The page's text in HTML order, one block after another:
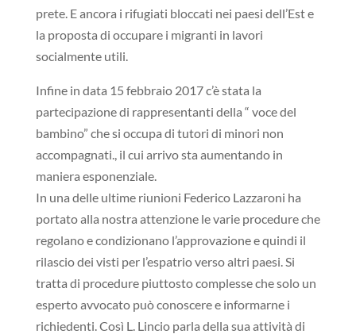
prete. E ancora i rifugiati bloccati nei paesi dell’Est e
la proposta di occupare i migranti in lavori
socialmente utili.
Infine in data 15 febbraio 2017 c’è stata la
partecipazione di rappresentanti della “ voce del
bambino” che si occupa di tutori di minori non
accompagnati., il cui arrivo sta aumentando in
maniera esponenziale.
In una delle ultime riunioni Federico Lazzaroni ha
portato alla nostra attenzione le varie procedure che
regolano e condizionano l’approvazione e quindi il
rilascio dei visti per l’espatrio verso altri paesi. Si
tratta di procedure piuttosto complesse che solo un
esperto avvocato può conoscere e informarne i
richiedenti. Così L. Lincio parla della sua attività di